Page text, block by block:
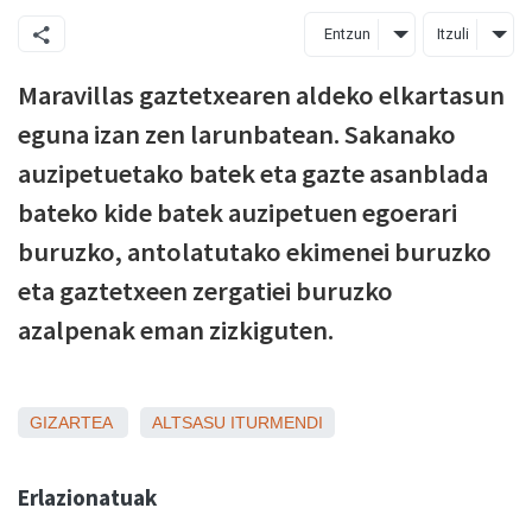
Entzun Itzuli
Maravillas gaztetxearen aldeko elkartasun
eguna izan zen larunbatean. Sakanako
auzipetuetako batek eta gazte asanblada
bateko kide batek auzipetuen egoerari
buruzko, antolatutako ekimenei buruzko
eta gaztetxeen zergatiei buruzko
azalpenak eman zizkiguten.
GIZARTEA ALTSASU ITURMENDI
Erlazionatuak